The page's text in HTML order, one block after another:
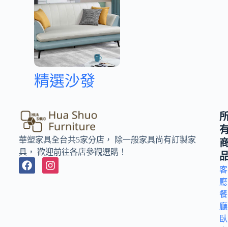
精選沙發
華塑家具全台共5家分店， 除一般家具尚有訂製家
具， 歡迎前往各店參觀選購！
客
廳
餐
廳
臥